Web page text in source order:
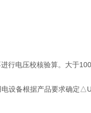
电压校核验算。大于100
备根据产品要求确定△U